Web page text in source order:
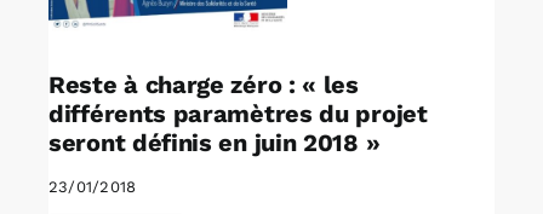
Reste à charge zéro : « les
différents paramètres du projet
seront définis en juin 2018 »
23/01/2018